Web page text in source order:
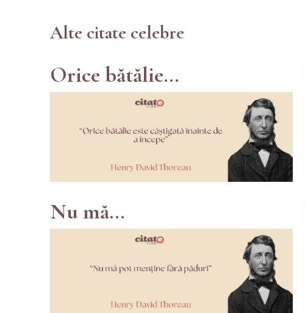
Alte citate celebre
Orice bătălie...
Nu mă...